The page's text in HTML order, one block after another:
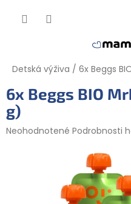
Detská výživa / 6x Beggs
6x Beggs BIO
g)
Priemerné
Neohodnotené Podrobnosti